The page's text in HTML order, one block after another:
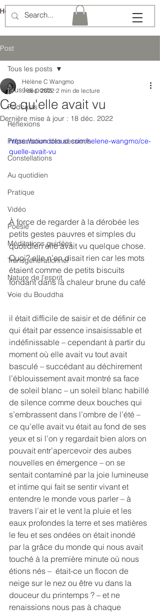
Hélène Lémery
Post
Tous les posts
Podcasts
Réflexions
Présentation des sessions
Constellations
Au quotidien
Pratique
Vidéo
Poésie
Méditations guidées
Transgénérationnel
Nature de l'esprit
Voie du Bouddha
Tous les posts
Ce qu'elle avait vu
Hélène C Wangmo
9 déc. 2022 2 min de lecture
Dernière mise à jour : 18 déc. 2022
https://soundcloud.com/helene-wangmo/ce-
quelle-avait-vu
À force de regarder à la dérobée les
petits gestes pauvres et simples du
quotidien elle avait vu quelque chose.
Quoi? elle n’en disait rien car les mots
étaient comme de petits biscuits
fondant dans la chaleur brune du café
–
il était difficile de saisir et de définir ce
qui était par essence insaisissable et
indéfinissable – cependant à partir du
moment où elle avait vu tout avait
basculé – succédant au déchirement
l’éblouissement avait montré sa face
de soleil blanc – un soleil blanc habillé
de silence comme deux bouches qui
s’embrassent dans l’ombre de l’été –
ce qu’elle avait vu était au fond de ses
yeux et si l’on y regardait bien alors on
pouvait entr’apercevoir des aubes
nouvelles en émergence – on se
sentait contaminé par la joie lumineuse
et intime qui fait se sentir vivant et
entendre le monde vous parler – à
travers l’air et le vent la pluie et les
eaux profondes la terre et ses matières
le feu et ses ondées on était inondé
par la grâce du monde qui nous avait
touché à la première minute où nous
étions nés –  était-ce un flocon de
neige sur le nez ou être vu dans la
douceur du printemps ? – et ne
renaissions nous pas à chaque